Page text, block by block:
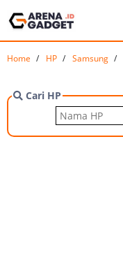
Home HP Samsung
Cari HP